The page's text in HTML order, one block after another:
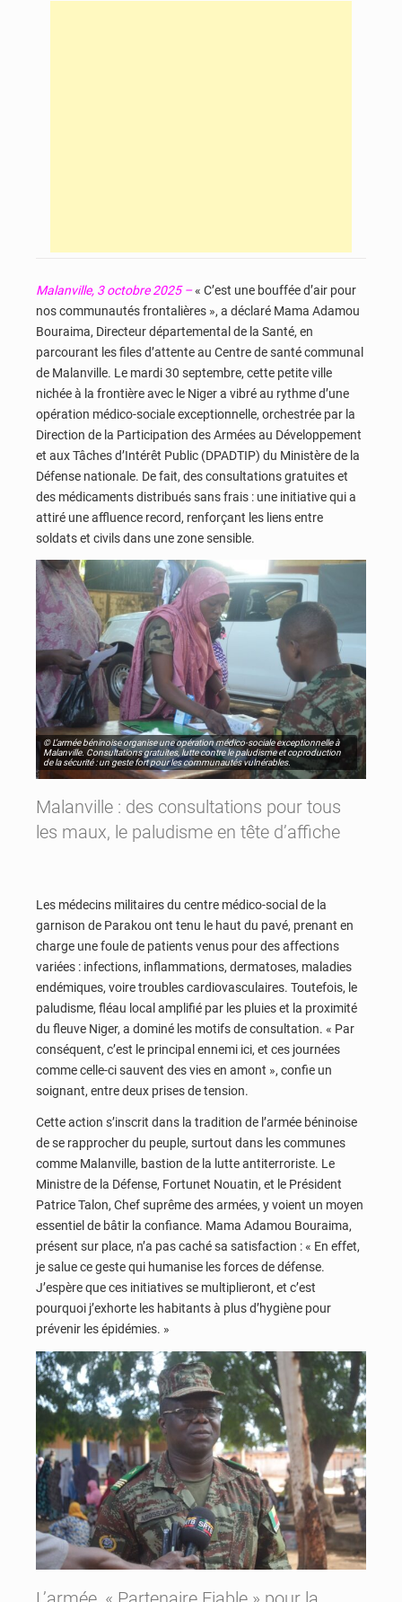
Malanville, 3 octobre 2025 –« C’est une bouffée d’air pour
nos communautés frontalières », a déclaré Mama Adamou
Bouraima, Directeur départemental de la Santé, en
parcourant les files d’attente au Centre de santé communal
de Malanville. Le mardi 30 septembre, cette petite ville
nichée à la frontière avec le Niger a vibré au rythme d’une
opération médico-sociale exceptionnelle, orchestrée par la
Direction de la Participation des Armées au Développement
et aux Tâches d’Intérêt Public (DPADTIP) du Ministère de la
Défense nationale. De fait, des consultations gratuites et
des médicaments distribués sans frais : une initiative qui a
attiré une affluence record, renforçant les liens entre
soldats et civils dans une zone sensible.
© L’armée béninoise organise une opération médico-sociale exceptionnelle à
Malanville. Consultations gratuites, lutte contre le paludisme et coproduction
de la sécurité : un geste fort pour les communautés vulnérables.
Malanville : des consultations pour tous
les maux, le paludisme en tête d’affiche
Les médecins militaires du centre médico-social de la
garnison de Parakou ont tenu le haut du pavé, prenant en
charge une foule de patients venus pour des affections
variées : infections, inflammations, dermatoses, maladies
endémiques, voire troubles cardiovasculaires. Toutefois, le
paludisme, fléau local amplifié par les pluies et la proximité
du fleuve Niger, a dominé les motifs de consultation. « Par
conséquent, c’est le principal ennemi ici, et ces journées
comme celle-ci sauvent des vies en amont », confie un
soignant, entre deux prises de tension.
Cette action s’inscrit dans la tradition de l’armée béninoise
de se rapprocher du peuple, surtout dans les communes
comme Malanville, bastion de la lutte antiterroriste. Le
Ministre de la Défense, Fortunet Nouatin, et le Président
Patrice Talon, Chef suprême des armées, y voient un moyen
essentiel de bâtir la confiance. Mama Adamou Bouraima,
présent sur place, n’a pas caché sa satisfaction : « En effet,
je salue ce geste qui humanise les forces de défense.
J’espère que ces initiatives se multiplieront, et c’est
pourquoi j’exhorte les habitants à plus d’hygiène pour
prévenir les épidémies. »